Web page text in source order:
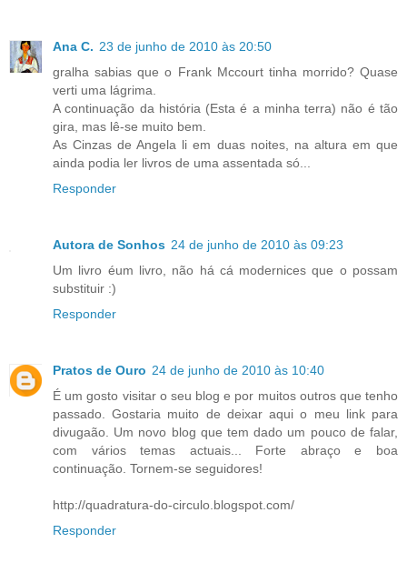
Ana C. 23 de junho de 2010 às 20:50
gralha sabias que o Frank Mccourt tinha morrido? Quase
verti uma lágrima.
A continuação da história (Esta é a minha terra) não é tão
gira, mas lê-se muito bem.
As Cinzas de Angela li em duas noites, na altura em que
ainda podia ler livros de uma assentada só...
Responder
Autora de Sonhos 24 de junho de 2010 às 09:23
Um livro éum livro, não há cá modernices que o possam
substituir :)
Responder
Pratos de Ouro 24 de junho de 2010 às 10:40
É um gosto visitar o seu blog e por muitos outros que tenho
passado. Gostaria muito de deixar aqui o meu link para
divugaão. Um novo blog que tem dado um pouco de falar,
com vários temas actuais... Forte abraço e boa
continuação. Tornem-se seguidores!
http://quadratura-do-circulo.blogspot.com/
Responder